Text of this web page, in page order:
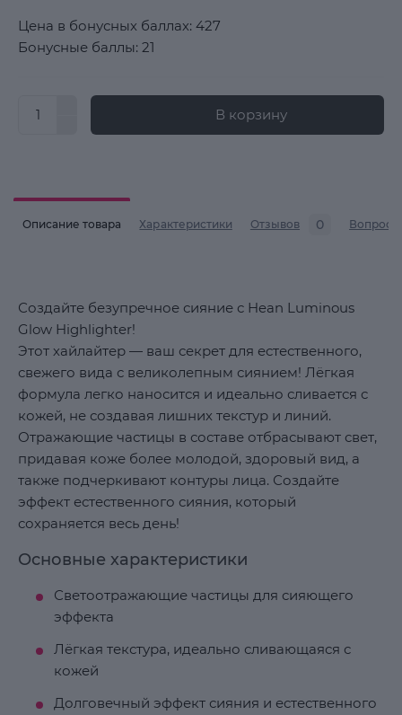
Цена в бонусных баллах: 427
Бонусные баллы: 21
В корзину
Описание товара Характеристики Отзывов 0 Вопросы
Создайте безупречное сияние с Hean Luminous
Glow Highlighter!
Этот хайлайтер — ваш секрет для естественного,
свежего вида с великолепным сиянием! Лёгкая
формула легко наносится и идеально сливается с
кожей, не создавая лишних текстур и линий.
Отражающие частицы в составе отбрасывают свет,
придавая коже более молодой, здоровый вид, а
также подчеркивают контуры лица. Создайте
эффект естественного сияния, который
сохраняется весь день!
Основные характеристики
Светоотражающие частицы для сияющего
эффекта
Лёгкая текстура, идеально сливающаяся с
кожей
Долговечный эффект сияния и естественного